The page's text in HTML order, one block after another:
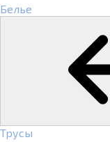
Белье
Трусы